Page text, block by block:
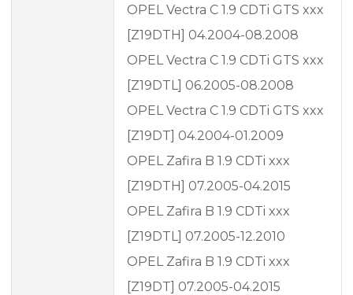
OPEL Vectra C 1.9 CDTi GTS xxx
[Z19DTH] 04.2004-08.2008
OPEL Vectra C 1.9 CDTi GTS xxx
[Z19DTL] 06.2005-08.2008
OPEL Vectra C 1.9 CDTi GTS xxx
[Z19DT] 04.2004-01.2009
OPEL Zafira B 1.9 CDTi xxx
[Z19DTH] 07.2005-04.2015
OPEL Zafira B 1.9 CDTi xxx
[Z19DTL] 07.2005-12.2010
OPEL Zafira B 1.9 CDTi xxx
[Z19DT] 07.2005-04.2015